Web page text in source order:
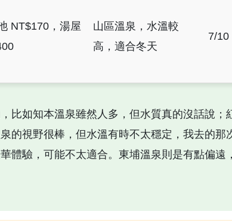
NT$170，湯屋
山區溫泉，水溫較
高，適合冬天
7/10
比如知本溫泉雖然人多，但水質真的沒話說；
的視野很棒，但水溫有時不太穩定，我去的那
體驗，可能不太適合。東埔溫泉則是有點偏遠